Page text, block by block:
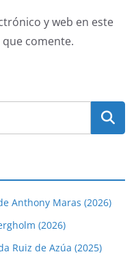
y web en este
comente.
Anthony Maras (2026)
(2026)
Ruiz de Azúa (2025)